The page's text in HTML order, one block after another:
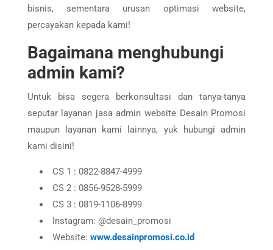
bisnis, sementara urusan optimasi website,
percayakan kepada kami!
Bagaimana menghubungi
admin kami?
Untuk bisa segera berkonsultasi dan tanya-tanya
seputar layanan jasa admin website Desain Promosi
maupun layanan kami lainnya, yuk hubungi admin
kami disini!
CS 1 : 0822-8847-4999
CS 2 : 0856-9528-5999
CS 3 : 0819-1106-8999
Instagram: @desain_promosi
Website: www.desainpromosi.co.id